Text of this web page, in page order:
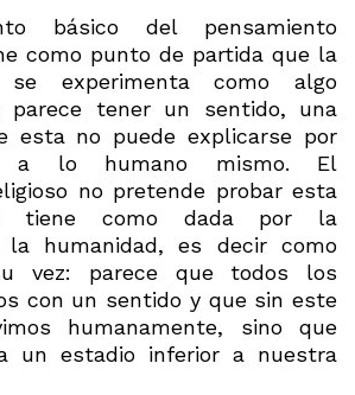
básico del pensamiento
como punto de partida que la
se experimenta como algo
parece tener un sentido, una
esta no puede explicarse por
a lo humano mismo. El
no pretende probar esta
tiene como dada por la
la humanidad, es decir como
vez: parece que todos los
con un sentido y que sin este
humanamente, sino que
un estadio inferior a nuestra